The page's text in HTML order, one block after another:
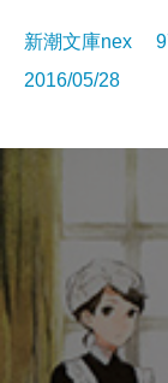
新潮文庫nex
2016/05/28